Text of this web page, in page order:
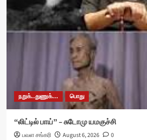
நறுக்..துணுக்... பொது
“லிட்டில் பாய்” – சுடோமு யமகுச்சி
பவள சங்கரி August 6, 2026 0